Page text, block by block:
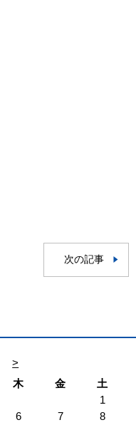
次の記事
>
木 金
土
1
6 7
8